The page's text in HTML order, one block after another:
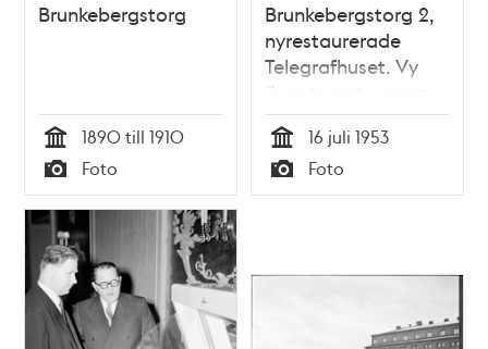
Brunkebergstorg
Tid
1890 till 1910
Typ
Foto
Brunkebergstorg 2,
nyrestaurerade
Telegrafhuset. Vy
över torgets norra
del
Tid
16 juli 1953
Typ
Foto